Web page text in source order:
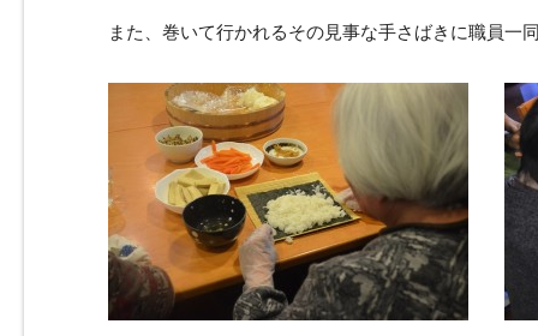
また、巻いて行かれるその見事な手さばきに職員一